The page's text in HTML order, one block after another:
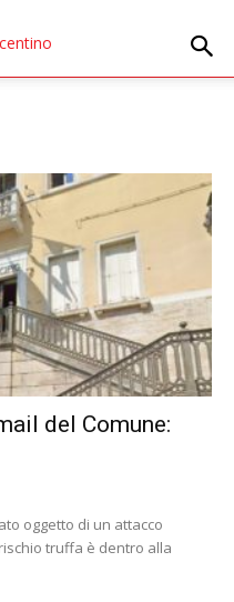
del Comune:
oggetto di un attacco
truffa è dentro alla